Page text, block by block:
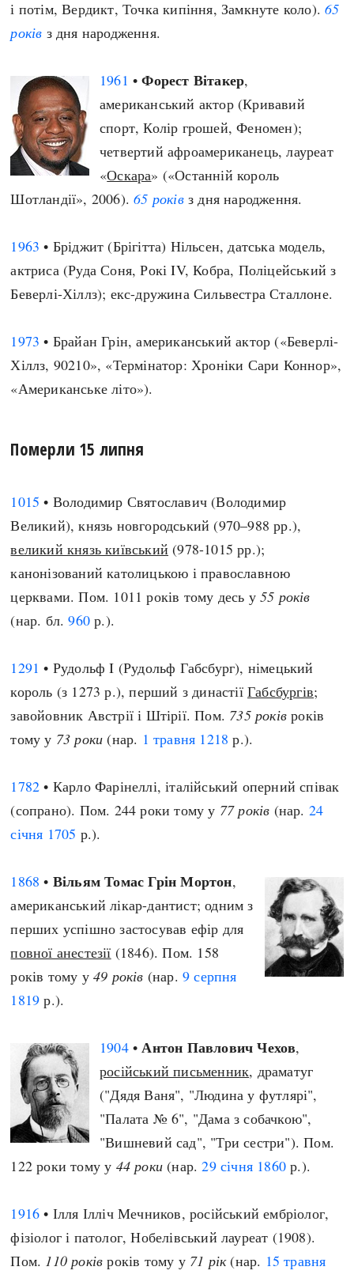
і потім, Вердикт, Точка кипіння, Замкнуте коло).65
років з дня народження.
1961 •Форест Вітакер,
американський актор (Кривавий
спорт, Колір грошей, Феномен);
четвертий афроамериканець, лауреат
«Оскара» («Останній король
Шотландії», 2006).65 роківз дня народження.
1963 • Бріджит (Брігітта) Нільсен, датська модель,
актриса (Руда Соня, Рокі IV, Кобра, Поліцейський з
Беверлі-Хіллз); екс-дружина Сильвестра Сталлоне.
1973 • Брайан Грін, американський актор («Беверлі-
Хіллз, 90210», «Термінатор: Хроніки Сари Коннор»,
«Американське літо»).
Померли 15 липня
1015 • Володимир Святославич (Володимир
Великий), князь новгородський (970–988 рр.),
великий князь київський (978-1015 рр.);
канонізований католицькою і православною
церквами. Пом. 1011 років тому десь у55 років
(нар. бл.960 р.).
1291 • Рудольф I (Рудольф Габсбург), німецький
король (з 1273 р.), перший з династіїГабсбургів;
завойовник Австрії і Штірії. Пом. 735 років років
тому у 73 роки (нар. 1 травня 1218 р.).
1782 • Карло Фарінеллі, італійський оперний співак
(сопрано). Пом. 244 роки тому у 77 років (нар. 24
січня 1705 р.).
1868 • Вільям Томас Грін Мортон,
американський лікар-дантист; одним з
перших успішно застосував ефір для
повної анестезії (1846). Пом. 158
років тому у49 років (нар.9 серпня
1819 р.).
1904•Антон Павлович Чехов,
російський письменник, драматуг
("Дядя Ваня", "Людина у футлярі",
"Палата № 6", "Дама з собачкою",
"Вишневий сад", "Три сестри"). Пом.
122 роки тому у 44 роки (нар.29 січня 1860 р.).
1916 • Ілля Ілліч Мечников, російський ембріолог,
фізіолог і патолог, Нобелівський лауреат (1908).
Пом. 110 років років тому у 71 рік(нар. 15 травня